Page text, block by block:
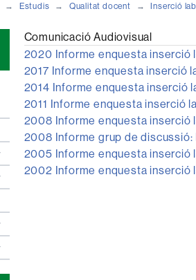
Estudis Qualitat docent Inserció
Comunicació Audiovisual
2020 Informe enquesta inserció
2017 Informe enquesta inserció
2014 Informe enquesta inserció
2011 Informe enquesta inserció
2008 Informe enquesta inserció
2008 Informe grup de
2005 Informe enquesta inserció
2002 Informe enquesta inserció